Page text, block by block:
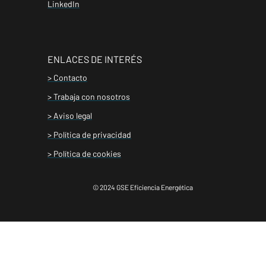
LinkedIn
ENLACES DE INTERÉS
> Contacto
> Trabaja con nosotros
> Aviso legal
> Política de privacidad
> Política de cookies
© 2024 GSE Eficiencia Energética